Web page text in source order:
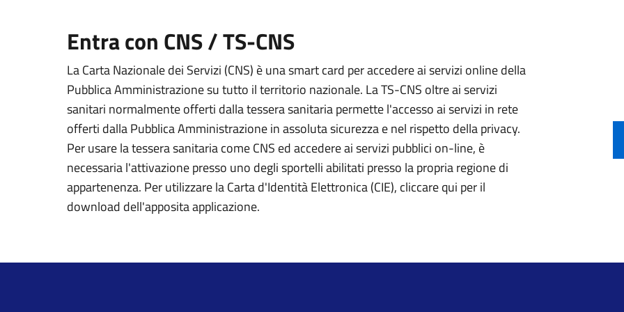
Entra con CNS / TS-CNS
La Carta Nazionale dei Servizi (CNS) è una smart card per accedere ai servizi online della
Pubblica Amministrazione su tutto il territorio nazionale. La TS-CNS oltre ai servizi
sanitari normalmente offerti dalla tessera sanitaria permette l'accesso ai servizi in rete
offerti dalla Pubblica Amministrazione in assoluta sicurezza e nel rispetto della privacy.
Per usare la tessera sanitaria come CNS ed accedere ai servizi pubblici on-line, è
necessaria l'attivazione presso uno degli sportelli abilitati presso la propria regione di
appartenenza. Per utilizzare la Carta d'Identità Elettronica (CIE), cliccare qui per il
download dell'apposita applicazione.